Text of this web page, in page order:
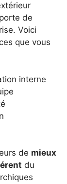
de
Voici
que vous
interne
de mieux
du